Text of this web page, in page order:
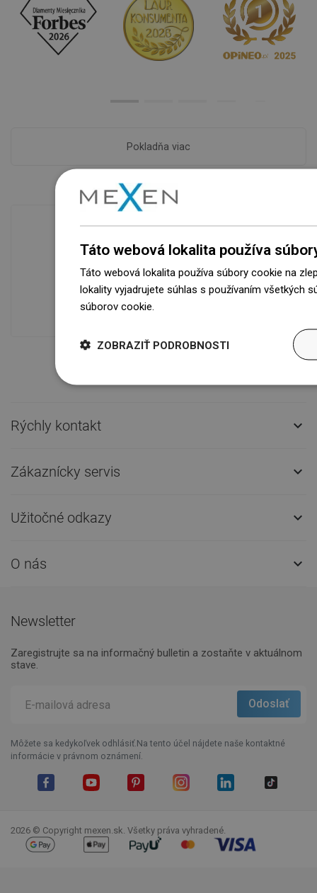
Pokladňa viac
Dostupnosť tovaru
Naše výrobky na vás čakajú v
modernom sklade.Vždy pripravený na
prepravu!
Rýchly kontakt 
Zákaznícky servis 
Užitočné odkazy 
O nás 
Newsletter
Zaregistrujte sa na informačný bulletin a zostaňte v aktuálnom
stave.
Môžete sa kedykoľvek odhlásiť.Na tento účel nájdete naše kontaktné
informácie v právnom oznámení.
2026 © Copyright mexen.sk. Všetky práva vyhradené.
Táto webová lokalita používa
Táto webová lokalita používa súbory cookie na
lokality vyjadrujete súhlas s používaním všetkých
súborov cookie.
ZOBRAZIŤ PODROBNOSTI